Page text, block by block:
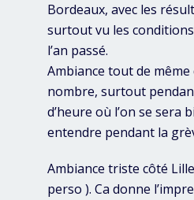
Bordeaux, avec les
surtout vu les conditions
l’an passé.
Ambiance tout de
nombre, surtout
d’heure où l’on se sera
entendre pendant la
Ambiance triste côté
perso ). Ca donne